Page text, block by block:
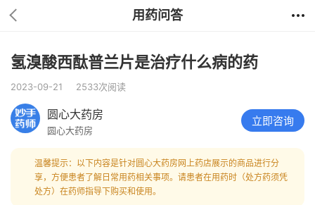
用药问答
氢溴酸西酞普兰片是治疗什么病的药
2023-09-21 2533次阅读
圆心大药房
圆心大药房
立即咨询
温馨提示：以下内容是针对圆心大药房网上药店展示的商品进行分
享，方便患者了解日常用药相关事项。请患者在用药时（处方药须凭
处方）在药师指导下购买和使用。